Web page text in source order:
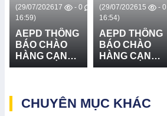
(29/07/2026
16:59)
17 - 0
AEPD THÔNG
BÁO CHÀO
HÀNG CẠNH
TRANH CUNG
THỐNG LOA
(29/07/2026
16:54)
15 - 0
AEPD THÔNG
BÁO CHÀO
HÀNG CẠNH
TRANH CUNG
CỨU HỘ VÀ
CHUYÊN MỤC KHÁC